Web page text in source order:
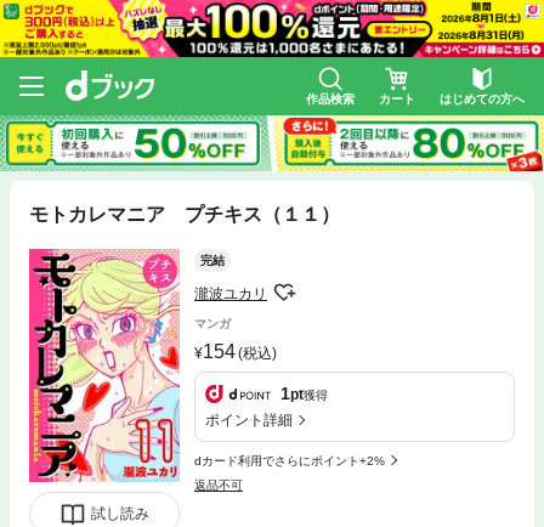
作品検索 カート はじめての方へ
モトカレマニア プチキス（１１）
試し読み
完結
瀧波ユカリ
マンガ
154(税込)
1pt獲得
ポイント詳細
dカード利用でさらにポイント+2%
返品不可